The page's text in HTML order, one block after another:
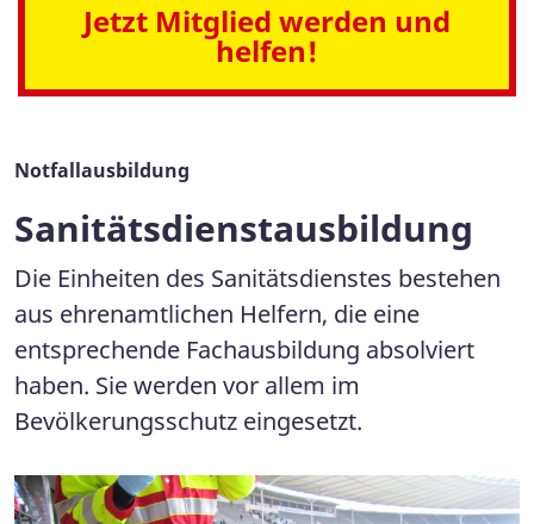
Jetzt Mitglied werden und
helfen!
Notfallausbildung
Sanitätsdienstausbildung
Die Einheiten des Sanitätsdienstes bestehen
aus ehrenamtlichen Helfern, die eine
entsprechende Fachausbildung absolviert
haben. Sie werden vor allem im
Bevölkerungsschutz eingesetzt.